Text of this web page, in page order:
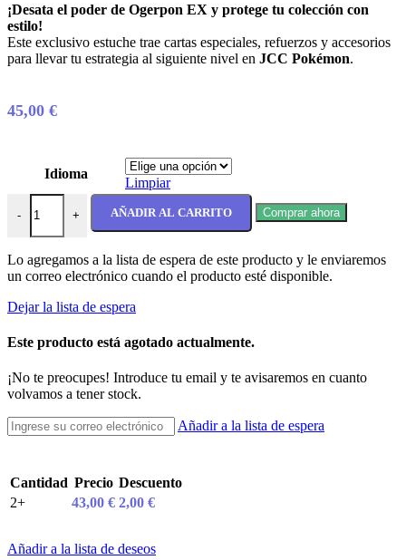
¡Desata el poder de Ogerpon EX y protege tu colección con
estilo!
Este exclusivo estuche trae cartas especiales, refuerzos y accesorios
para llevar tu estrategia al siguiente nivel en JCC Pokémon.
45,00 €
Idioma
Limpiar
-
Ogerpon EX Collection Premium Pokemon cantidad
+ AÑADIR AL CARRITO Comprar ahora
Lo agregamos a la lista de espera de este producto y le enviaremos
un correo electrónico cuando el producto esté disponible.
Dejar la lista de espera
Este producto está agotado actualmente.
¡No te preocupes! Introduce tu email y te avisaremos en cuanto
volvamos a tener stock.
Añadir a la lista de espera
Cantidad Precio Descuento
2+
43,00 € 2,00 €
Añadir a la lista de deseos